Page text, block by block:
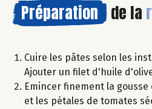
Préparation de la
Cuire les pâtes selon les
Ajouter un filet d'huile
Emincer finement la
et les pétales de tomates